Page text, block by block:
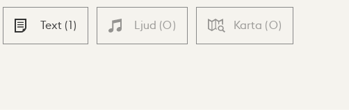
Text (1) Ljud (0) Karta (0)